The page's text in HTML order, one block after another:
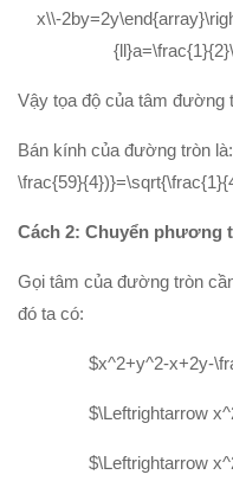
x\\-
Vậy tọa độ của tâm đường
Bán kính của đường tròn
Cách 2: Chuyển phương
Gọi tâm của đường tròn
đó ta có:
$x^2+y^2-x+2y-
$\Leftrightarrow
$\Leftrightarrow